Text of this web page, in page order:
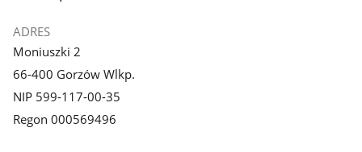
ADRES
Moniuszki 2
66-400 Gorzów Wlkp.
NIP 599-117-00-35
Regon 000569496